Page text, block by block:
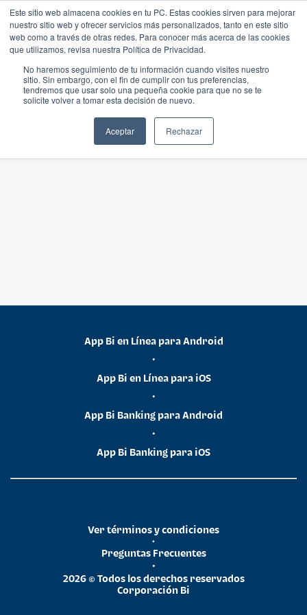
Este sitio web almacena cookies en tu PC. Estas cookies sirven para mejorar
nuestro sitio web y ofrecer servicios más personalizados, tanto en este sitio
web como a través de otras redes. Para conocer más acerca de las cookies
que utilizamos, revisa nuestra Política de Privacidad.
No haremos seguimiento de tu información cuando visites nuestro
sitio. Sin embargo, con el fin de cumplir con tus preferencias,
tendremos que usar solo una pequeña cookie para que no se te
solicite volver a tomar esta decisión de nuevo.
Aceptar Rechazar
App Bi en Línea para Android
•
App Bi en Línea para iOS
•
App Bi Banking para Android
•
App Bi Banking para iOS
2026 © Todos los derechos reservados
Corporación Bi
•
Preguntas Frecuentes
•
Ver términos y condiciones